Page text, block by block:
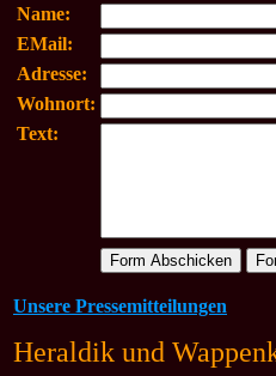
Name:
EMail:
Adresse:
Wohnort:
Text:
Unsere Pressemitteilungen
Heraldik und